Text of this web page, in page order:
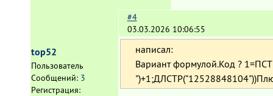
top52
Пользователь
Сообщений: 3
Регистрация:
#4
03.03.2026 10:06:55
написал:
Вариант формулой.Код ?